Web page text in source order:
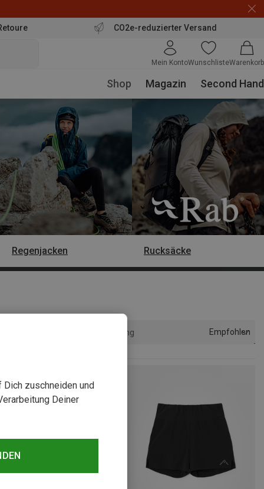
CO2e-reduzierter Versand
Mein KontoWunschlisteWarenkorb
Shop Magazin Second Hand
Regenjacken Rucksäcke
Sortierung Empfohlen
zuschneiden und
Deiner